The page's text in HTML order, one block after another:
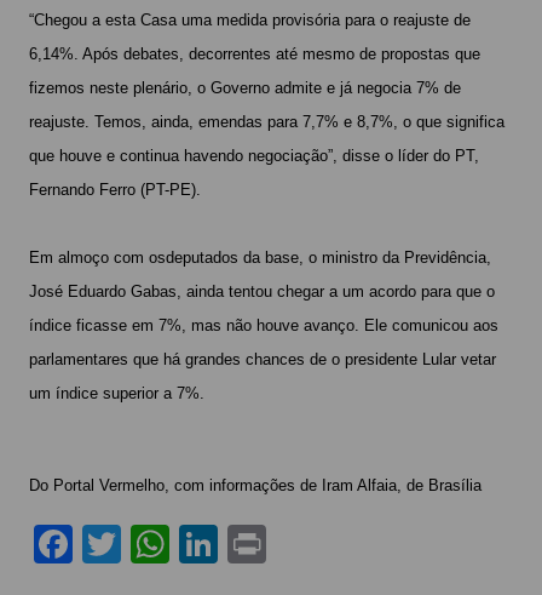
“Chegou a esta Casa uma medida provisória para o reajuste de
6,14%. Após debates, decorrentes até mesmo de propostas que
fizemos neste plenário, o Governo admite e já negocia 7% de
reajuste. Temos, ainda, emendas para 7,7% e 8,7%, o que significa
que houve e continua havendo negociação”, disse o líder do PT,
Fernando Ferro (PT-PE).
Em almoço com osdeputados da base, o ministro da Previdência,
José Eduardo Gabas, ainda tentou chegar a um acordo para que o
índice ficasse em 7%, mas não houve avanço. Ele comunicou aos
parlamentares que há grandes chances de o presidente Lular vetar
um índice superior a 7%.
Do Portal Vermelho, com informações de Iram Alfaia, de Brasília
F T W Li